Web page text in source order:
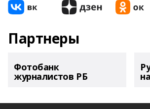
Партнеры
Фотобанк
журналистов РБ